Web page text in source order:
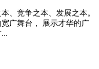
、竞争之本、发展之本。
广舞台， 展示才华的广